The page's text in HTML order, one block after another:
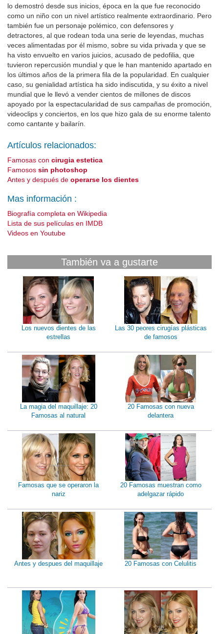
lo demostró desde sus inicios, época en la que fue reconocido
como un niño con un nivel artístico realmente extraordinario. Pero
también fue un personaje polémico, con defensores y
detractores, al que rodean toda una serie de leyendas, muchas
veces alimentadas por él mismo, sobre su vida privada y que se
ha visto envuelto en varios juicios, acusado de pedofilia, que
tuvieron repercusión mundial y que le han mantenido apartado en
los últimos años de la primera fila de la popularidad. En cualquier
caso, su genialidad artística ha sido indiscutida, y su éxito a nivel
mundial que le llevó a vender cientos de millones de discos
apoyado por la espectacularidad de sus campañas de promoción,
videoclips y conciertos, en los que hizo gala de su enorme talento
como cantante y bailarín.
Artículos relacionados:
Famosas con cirugia estetica
Famosos sin photoshop
Antes y después de operarse los dientes
Mas información :
Biografía completa en Wikipedia
Lista de sus películas en IMDB
Videos en Youtube
También va a gustarte
Los nuevos dientes de las
estrellas
Las 30 peores cirugías plásticas
de famosos
La magia del maquillaje: 20
Famosas al natural
20 Famosas con nueva
delantera
Famosas que se operaron la
nariz
20 Famosas muestran como
adelgazar rápido
Antes y despues del maquillaje 20 Famosas con Celulitis